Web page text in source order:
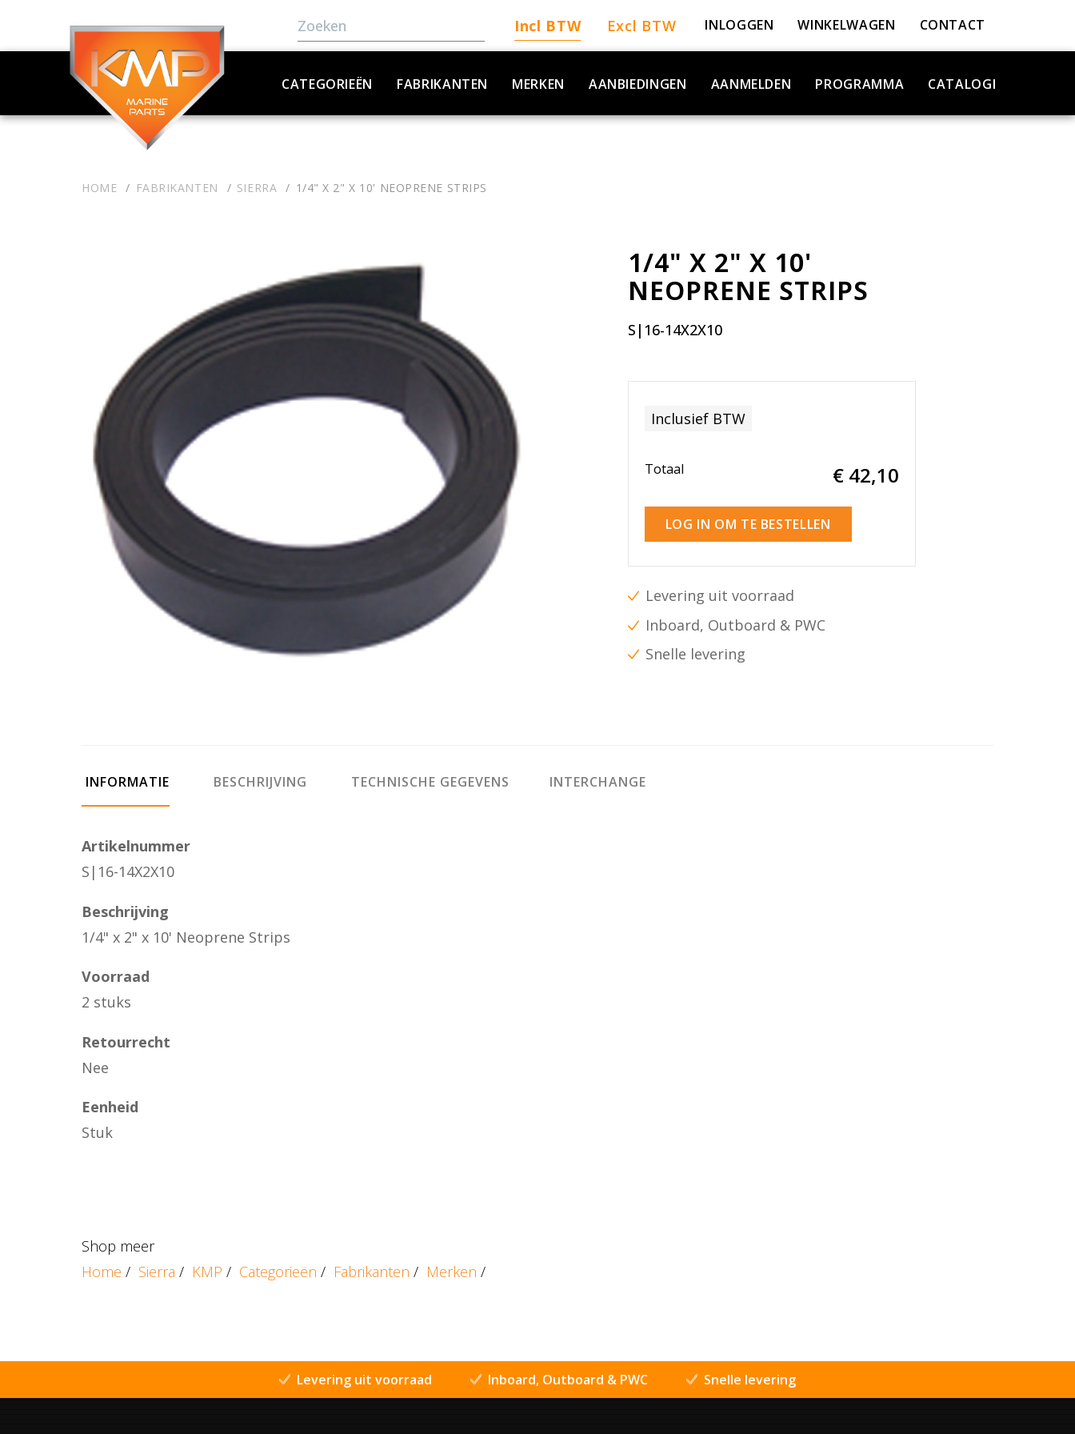
Incl BTW Excl BTW INLOGGEN WINKELWAGEN CONTACT
CATEGORIEËN FABRIKANTEN MERKEN AANBIEDINGEN AANMELDEN PROGRAMMA CATALOGI
HOME FABRIKANTEN SIERRA 1/4" X 2" X 10' NEOPRENE STRIPS
1/4" X 2" X 10'
NEOPRENE STRIPS
S|16-14X2X10
Inclusief BTW
Totaal € 42,10
LOG IN OM TE BESTELLEN
Levering uit voorraad
Inboard, Outboard & PWC
Snelle levering
INFORMATIE BESCHRIJVING TECHNISCHE GEGEVENS INTERCHANGE
Artikelnummer
S|16-14X2X10
Beschrijving
1/4" x 2" x 10' Neoprene Strips
Voorraad
2 stuks
Retourrecht
Nee
Eenheid
Stuk
Shop meer
Home / Sierra / KMP / Categorieën / Fabrikanten / Merken /
Levering uit voorraad Inboard, Outboard & PWC Snelle levering